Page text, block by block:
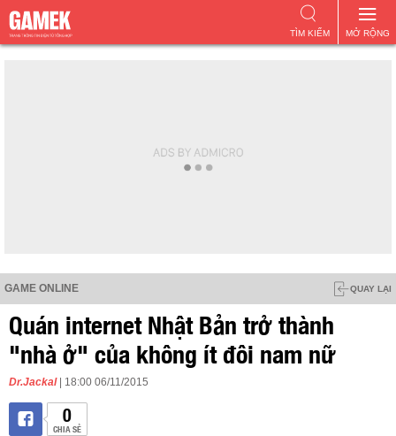
MỞ RỘNG
TÌM KIẾM
GAME ONLINE QUAY LẠI
Quán internet Nhật Bản trở thành
"nhà ở" của không ít đôi nam nữ
Dr.Jackal | 18:00 06/11/2015
0
CHIA SẺ